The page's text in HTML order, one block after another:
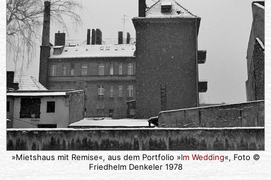
»Mietshaus mit Remise«, aus dem Portfolio »Im Wedding«, Foto ©
Friedhelm Denkeler 1978